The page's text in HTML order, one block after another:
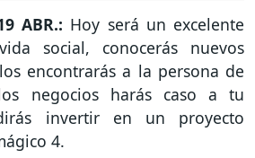
ABR.: Hoy será un excelente
social, conocerás nuevos
encontrarás a la persona de
negocios harás caso a tu
invertir en un proyecto
4.